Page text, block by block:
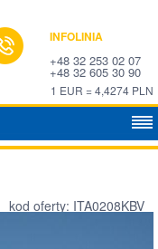
INFOLINIA
+48 32 253 02 07
+48 32 605 30 90
1 EUR = 4,4274 PLN
kod oferty: ITA0208KBV